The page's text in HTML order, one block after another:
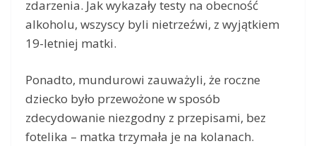
zdarzenia. Jak wykazały testy na obecność
alkoholu, wszyscy byli nietrzeźwi, z wyjątkiem
19-letniej matki.
Ponadto, mundurowi zauważyli, że roczne
dziecko było przewożone w sposób
zdecydowanie niezgodny z przepisami, bez
fotelika – matka trzymała je na kolanach.